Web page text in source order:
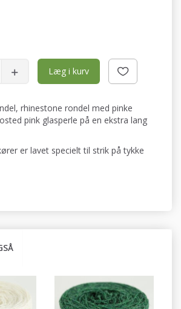
Læg i kurv
rhinestone rondel med pinke
pink glasperle på en ekstra lang
er lavet specielt til strik på tykke